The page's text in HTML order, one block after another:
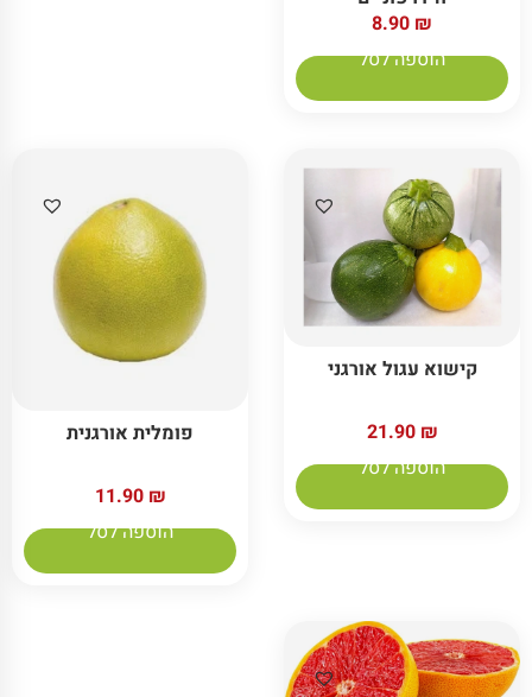
8.90 ₪
הוספה לסל
קישוא עגול אורגני
21.90 ₪
הוספה לסל
פומלית אורגנית
11.90 ₪
הוספה לסל